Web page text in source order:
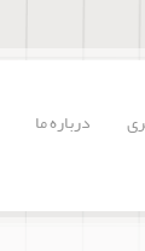
درباره ما